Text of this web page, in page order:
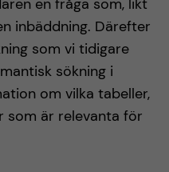
en fråga som, likt
inbäddning. Därefter
som vi tidigare
sökning i
om vilka tabeller,
som är relevanta för